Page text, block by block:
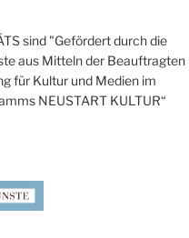
sind "Gefördert durch die
aus Mitteln der Beauftragten
für Kultur und Medien im
NEUSTART KULTUR“